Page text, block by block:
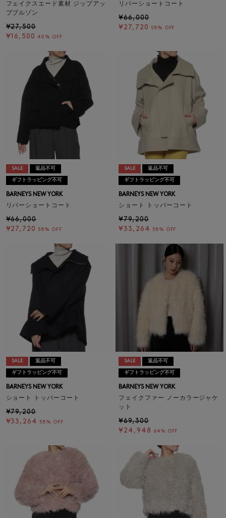
フェイクスエード素材 ジップアッ
プブルゾン
¥27,500
¥16,500 40% OFF
リバーショートコート
¥66,000
¥27,720
58% OFF
SALE 返品不可
ギフトラッピング不可
BARNEYS NEW YORK
リバーショートコート
¥66,000
¥27,720
58% OFF
SALE 返品不可
ギフトラッピング不可
BARNEYS NEW YORK
ショート トッパーコート
¥79,200
¥33,264
58% OFF
SALE 返品不可
ギフトラッピング不可
BARNEYS NEW YORK
ショート トッパーコート
¥79,200
¥33,264
58% OFF
SALE 返品不可
ギフトラッピング不可
BARNEYS NEW YORK
フェイクファー ノーカラージャケ
ット
¥69,300
¥24,948
64% OFF